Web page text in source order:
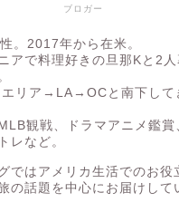
ブロガー
。2017年から在米。
アで料理好きの旦那Kと2人
エリア→LA→OCと南下して
観戦、ドラマアニメ鑑賞
レなど。
ではアメリカ生活でのお役
の話題を中心にお届けして